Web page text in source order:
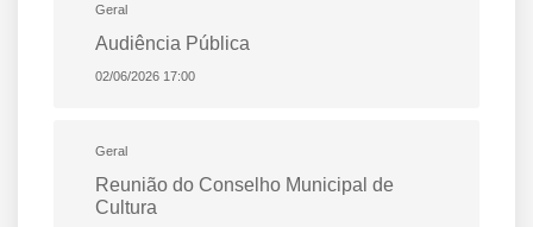
Geral
Audiência Pública
02/06/2026 17:00
Geral
Reunião do Conselho Municipal de
Cultura